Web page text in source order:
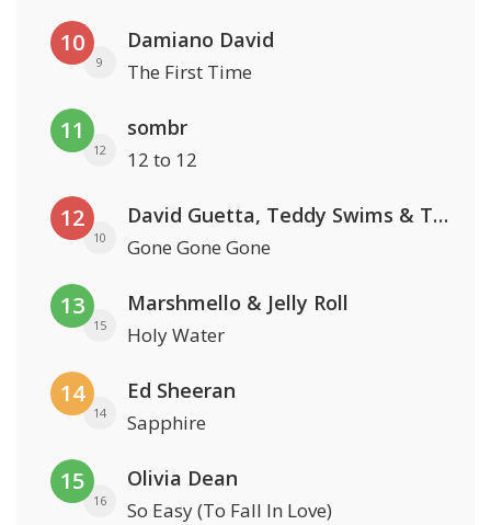
10
9
Damiano David
The First Time
11
12
sombr
12 to 12
12
10
David Guetta, Teddy Swims & Tones And I
Gone Gone Gone
13
15
Marshmello & Jelly Roll
Holy Water
14
14
Ed Sheeran
Sapphire
15
16
Olivia Dean
So Easy (To Fall In Love)